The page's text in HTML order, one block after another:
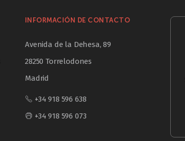
INFORMACIÓN DE CONTACTO
Avenida de la Dehesa, 89
28250 Torrelodones
Madrid
+34 918 596 638
+34 918 596 073